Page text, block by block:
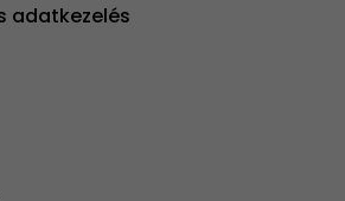
adatkezelés